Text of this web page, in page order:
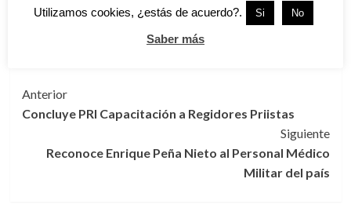
Antisecuestros.
Navegación
de
entradas
Anterior
Concluye PRI Capacitación a Regidores Priistas
Siguiente
Reconoce Enrique Peña Nieto al Personal Médico
Militar del país
Utilizamos cookies, ¿estás de acuerdo?. Si No
Saber más